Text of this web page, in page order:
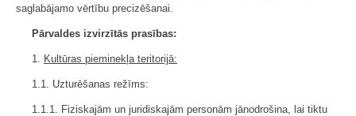
saglabājamo vērtību precizēšanai.
Pārvaldes izvirzītās prasības:
1. Kultūras pieminekļa teritorijā:
1.1. Uzturēšanas režīms:
1.1.1. Fiziskajām un juridiskajām personām jānodrošina, lai tiktu